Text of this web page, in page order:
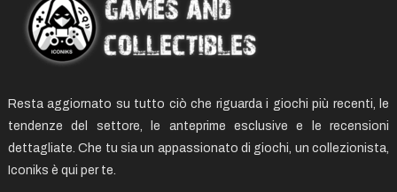
Resta aggiornato su tutto ciò che riguarda i giochi più recenti, le
tendenze del settore, le anteprime esclusive e le recensioni
dettagliate. Che tu sia un appassionato di giochi, un collezionista,
Iconiks è qui per te.